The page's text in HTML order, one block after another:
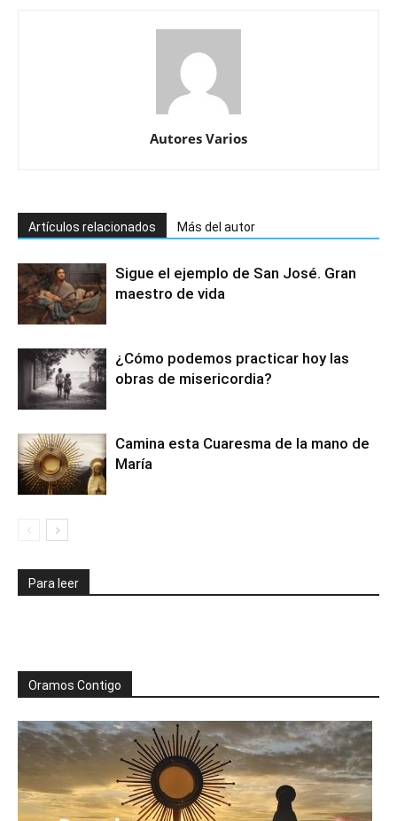
Autores Varios
Artículos relacionados Más del autor
Sigue el ejemplo de San José. Gran
maestro de vida
¿Cómo podemos practicar hoy las
obras de misericordia?
Camina esta Cuaresma de la mano de
María
Para leer
Oramos Contigo